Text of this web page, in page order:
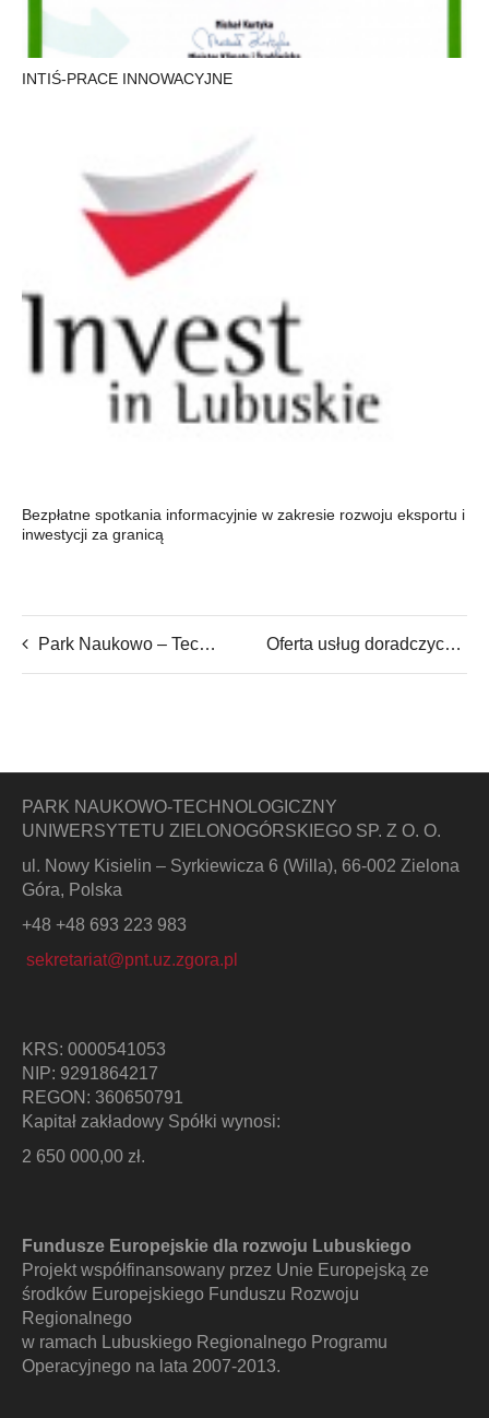
INTIŚ-PRACE INNOWACYJNE
Bezpłatne spotkania informacyjnie w zakresie rozwoju eksportu i
inwestycji za granicą
Park Naukowo – Technologiczny Uniwersytetu Zielonogórskiego Sp. z o. o. prezentuje: pracę przedwdrożeniową Oferta usług doradczych na rok 2022
PARK NAUKOWO-TECHNOLOGICZNY
UNIWERSYTETU ZIELONOGÓRSKIEGO SP. Z O. O.
ul. Nowy Kisielin – Syrkiewicza 6 (Willa), 66-002 Zielona
Góra, Polska
+48 +48 693 223 983
sekretariat@pnt.uz.zgora.pl
KRS: 0000541053
NIP: 9291864217
REGON: 360650791
Kapitał zakładowy Spółki wynosi:
2 650 000,00 zł.
Fundusze Europejskie dla rozwoju Lubuskiego
Projekt współfinansowany przez Unie Europejską ze
środków Europejskiego Funduszu Rozwoju
Regionalnego
w ramach Lubuskiego Regionalnego Programu
Operacyjnego na lata 2007-2013.